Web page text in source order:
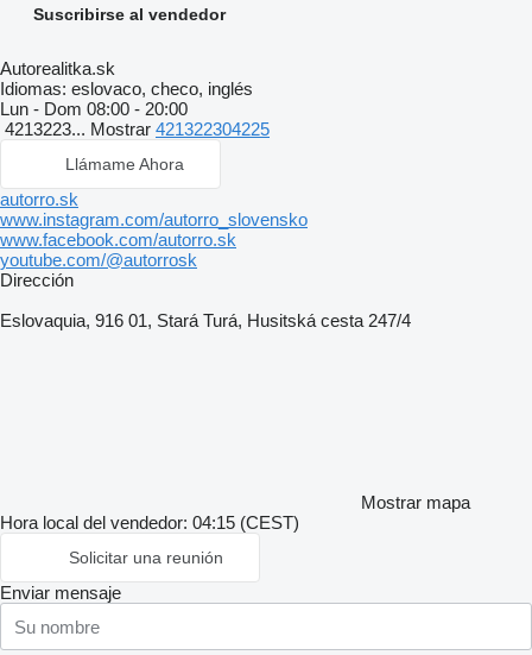
Suscribirse al vendedor
Autorealitka.sk
Idiomas: eslovaco, checo, inglés
Lun - Dom 08:00 - 20:00
4213223... Mostrar 421322304225
Llámame Ahora
autorro.sk
www.instagram.com/autorro_slovensko
www.facebook.com/autorro.sk
youtube.com/@autorrosk
Dirección
Eslovaquia, 916 01, Stará Turá, Husitská cesta 247/4
Mostrar mapa
Hora local del vendedor: 04:15 (CEST)
Solicitar una reunión
Enviar mensaje